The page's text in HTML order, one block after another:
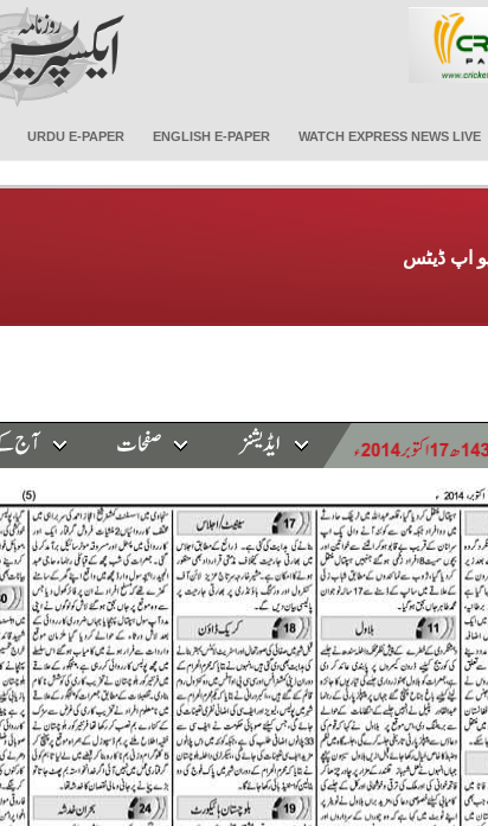
URDU E-PAPER ENGLISH E-PAPER WATCH EXPRESS NEWS LIVE
اپ ڈیٹس